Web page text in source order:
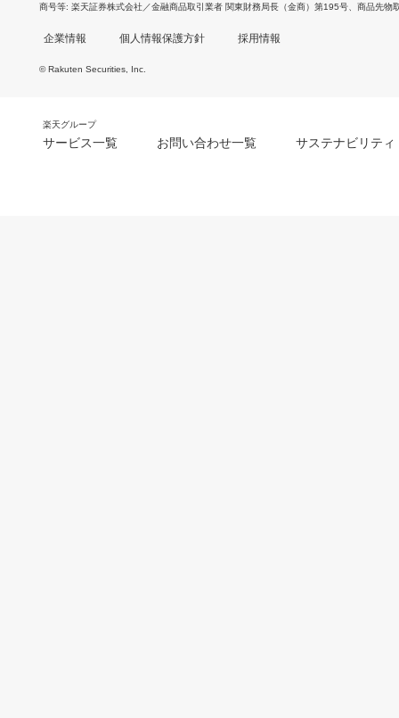
商号等 楽天証券株式会社／金融商品取引業者 関東財務局長（金商）第195号、商品先物
企業情報 個人情報保護方針 採用情報
© Rakuten Securities, Inc.
楽天グループ
サービス一覧 お問い合わせ一覧 サステナビリティ